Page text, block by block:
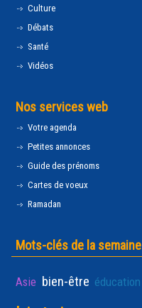
Culture
Débats
Santé
Vidéos
Nos services web
Votre agenda
Petites annonces
Guide des prénoms
Cartes de voeux
Ramadan
Mots-clés de la semaine
Asie bien-être éducation